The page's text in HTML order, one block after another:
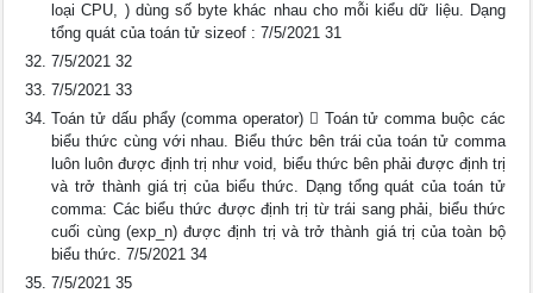
loại CPU, ) dùng số byte khác nhau cho mỗi kiểu dữ liệu. Dạng
tổng quát của toán tử sizeof : 7/5/2021 31
7/5/2021 32
7/5/2021 33
Toán tử dấu phẩy (comma operator)  Toán tử comma buộc các
biểu thức cùng với nhau. Biểu thức bên trái của toán tử comma
luôn luôn được định trị như void, biểu thức bên phải được định trị
và trở thành giá trị của biểu thức. Dạng tổng quát của toán tử
comma: Các biểu thức được định trị từ trái sang phải, biểu thức
cuối cùng (exp_n) được định trị và trở thành giá trị của toàn bộ
biểu thức. 7/5/2021 34
7/5/2021 35